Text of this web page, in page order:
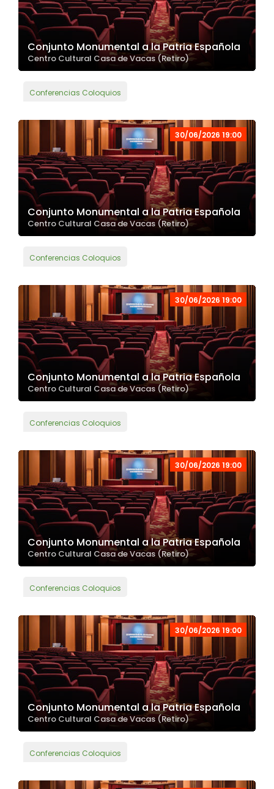
Conjunto Monumental a la Patria Española
Centro Cultural Casa de Vacas (Retiro)
Conferencias Coloquios
30/06/2026 19:00
Conjunto Monumental a la Patria Española
Centro Cultural Casa de Vacas (Retiro)
Conferencias Coloquios
30/06/2026 19:00
Conjunto Monumental a la Patria Española
Centro Cultural Casa de Vacas (Retiro)
Conferencias Coloquios
30/06/2026 19:00
Conjunto Monumental a la Patria Española
Centro Cultural Casa de Vacas (Retiro)
Conferencias Coloquios
30/06/2026 19:00
Conjunto Monumental a la Patria Española
Centro Cultural Casa de Vacas (Retiro)
Conferencias Coloquios